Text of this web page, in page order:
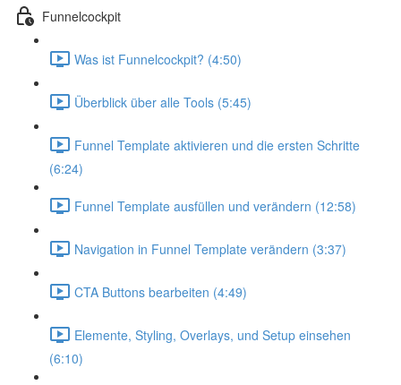
Funnelcockpit
Was ist Funnelcockpit? (4:50)
Überblick über alle Tools (5:45)
Funnel Template aktivieren und die ersten Schritte
(6:24)
Funnel Template ausfüllen und verändern (12:58)
Navigation in Funnel Template verändern (3:37)
CTA Buttons bearbeiten (4:49)
Elemente, Styling, Overlays, und Setup einsehen
(6:10)